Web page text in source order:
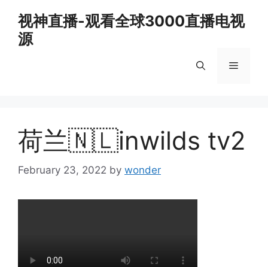
content
视神直播-观看全球3000直播电视
源
Menu
荷兰🇳🇱inwilds tv2
February 23, 2022 by wonder